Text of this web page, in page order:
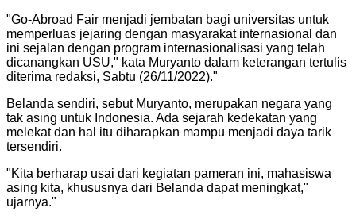
"Go-Abroad Fair menjadi jembatan bagi universitas untuk
memperluas jejaring dengan masyarakat internasional dan
ini sejalan dengan program internasionalisasi yang telah
dicanangkan USU," kata Muryanto dalam keterangan tertulis
diterima redaksi, Sabtu (26/11/2022)."
Belanda sendiri, sebut Muryanto, merupakan negara yang
tak asing untuk Indonesia. Ada sejarah kedekatan yang
melekat dan hal itu diharapkan mampu menjadi daya tarik
tersendiri.
"Kita berharap usai dari kegiatan pameran ini, mahasiswa
asing kita, khususnya dari Belanda dapat meningkat,"
ujarnya."